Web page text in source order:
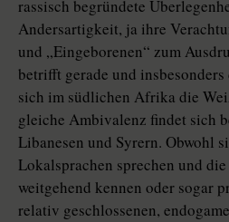
rassisch begründete
Andersartigkeit, ja ihre
und „Eingeborenen“ zum
betrifft gerade und
sich im südlichen Afrika die
gleiche Ambivalenz findet sich
Libanesen und Syrern. Obwohl
Lokalsprachen sprechen und
weitgehend kennen oder sogar
relativ geschlossenen,